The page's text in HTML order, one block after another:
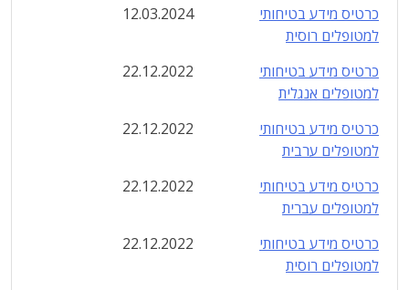
כרטיס מידע בטיחותי
למטופלים רוסית
12.03.2024
כרטיס מידע בטיחותי
למטופלים אנגלית
22.12.2022
כרטיס מידע בטיחותי
למטופלים ערבית
22.12.2022
כרטיס מידע בטיחותי
למטופלים עברית
22.12.2022
כרטיס מידע בטיחותי
למטופלים רוסית
22.12.2022